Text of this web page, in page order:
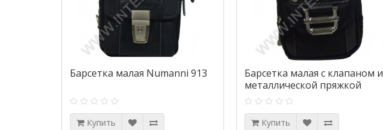
Барсетка малая Numanni 913
Купить
Барсетка малая с клапаном и
металлической пряжкой
Numanni 8005
Купить